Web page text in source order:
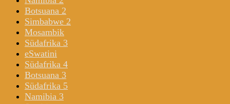
Botsuana 2
Simbabwe 2
Mosambik
Südafrika 3
eSwatini
Südafrika 4
Botsuana 3
Südafrika 5
Namibia 3